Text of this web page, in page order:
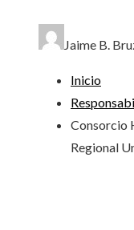
Jaime B.
Inicio
Consorcio
Regional